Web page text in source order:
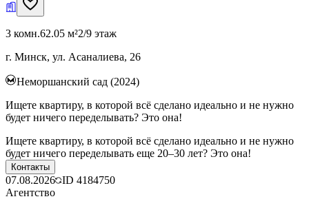
3 комн.62.05 м²2/9 этаж
г. Минск, ул. Асаналиева, 26
Неморшанский сад (2024)
Ищете квартиру, в которой всё сделано идеально и не нужно
будет ничего переделывать? Это она!
Ищете квартиру, в которой всё сделано идеально и не нужно
будет ничего переделывать еще 20–30 лет? Это она!
Контакты
07.08.2026 ID 4184750
Агентство